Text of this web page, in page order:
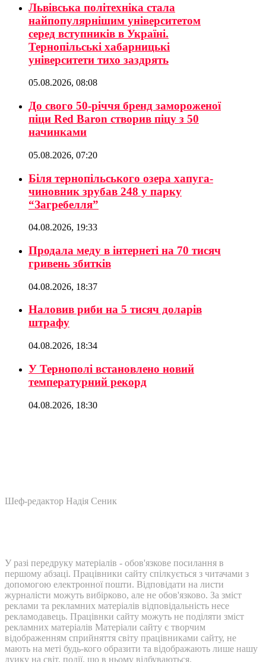
Львівська політехніка стала
найпопулярнішим університетом
серед вступників в Україні.
Тернопільські хабарницькі
університети тихо заздрять
05.08.2026, 08:08
До свого 50-річчя бренд замороженої
піци Red Baron створив піцу з 50
начинками
05.08.2026, 07:20
Біля тернопільського озера хапуга-
чиновник зрубав 248 у парку
“Загребелля”
04.08.2026, 19:33
Продала меду в інтернеті на 70 тисяч
гривень збитків
04.08.2026, 18:37
Наловив риби на 5 тисяч доларів
штрафу
04.08.2026, 18:34
У Тернополі встановлено новий
температурний рекорд
04.08.2026, 18:30
Шеф-редактор Надія Сеник
У разі передруку матеріалів - обов'язкове посилання в
першому абзаці. Працівники сайту спілкується з читачами з
допомогою електронної пошти. Відповідати на листи
журналісти можуть вибірково, але не обов'язково. За зміст
реклами та рекламних матеріалів відповідальність несе
рекламодавець. Працівнки сайту можуть не поділяти зміст
рекламних матеріалів Матеріали сайту є творчим
відображенням сприйняття світу працівниками сайту, не
мають на меті будь-кого образити та відображають лише нашу
дуику на світ, події, що в ньому відбуваються.